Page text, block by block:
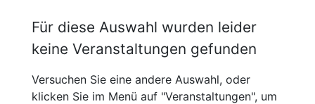
Für diese Auswahl wurden leider
keine Veranstaltungen gefunden
Versuchen Sie eine andere Auswahl, oder
klicken Sie im Menü auf "Veranstaltungen", um